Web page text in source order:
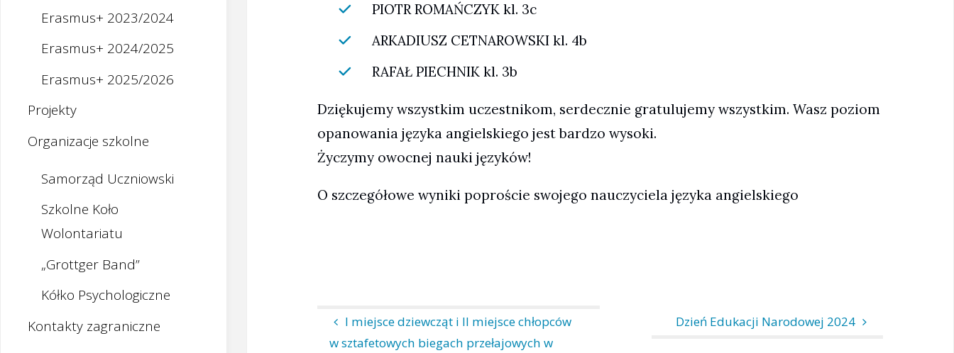
PIOTR ROMAŃCZYK kl. 3c
ARKADIUSZ CETNAROWSKI kl. 4b
RAFAŁ PIECHNIK kl. 3b
Dziękujemy wszystkim uczestnikom, serdecznie gratulujemy wszystkim. Wasz poziom
opanowania języka angielskiego jest bardzo wysoki.
Życzymy owocnej nauki języków!
O szczegółowe wyniki poproście swojego nauczyciela języka angielskiego
I miejsce dziewcząt i II miejsce chłopców
w sztafetowych biegach przełajowych w
Dzień Edukacji Narodowej 2024
Erasmus+ 2023/2024
Erasmus+ 2024/2025
Erasmus+ 2025/2026
Projekty
Organizacje szkolne
Samorząd Uczniowski
Szkolne Koło
Wolontariatu
„Grottger Band”
Kółko Psychologiczne
Kontakty zagraniczne